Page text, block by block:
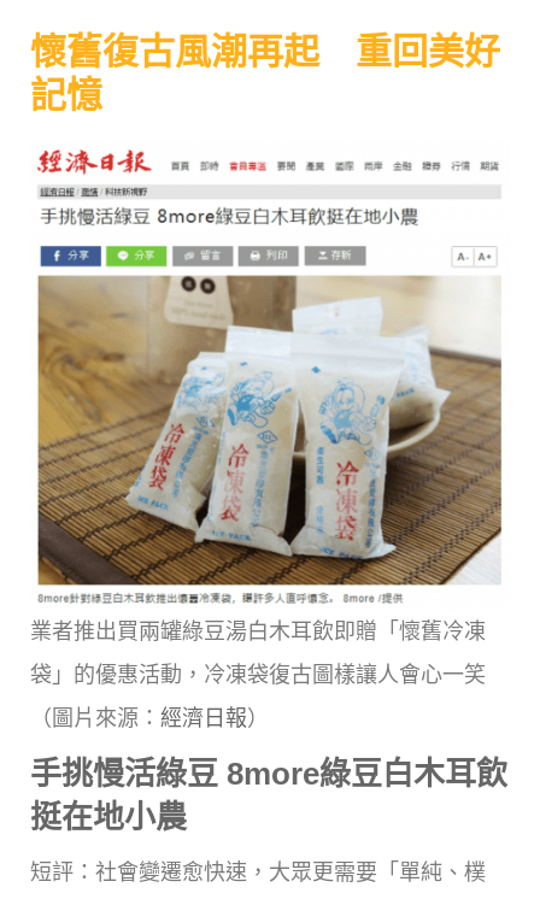
懷舊復古風潮再起 重回美好
記憶
業者推出買兩罐綠豆湯白木耳飲即贈「懷舊冷凍
袋」的優惠活動，冷凍袋復古圖樣讓人會心一笑
（圖片來源： 經濟日報）
手挑慢活綠豆 8more綠豆白木耳飲
挺在地小農
短評：社會變遷愈快速，大眾更需要「單純、樸